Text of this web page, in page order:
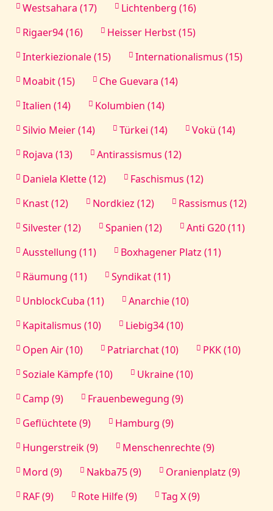
Westsahara (17)
Lichtenberg (16)
Rigaer94 (16)
Heisser Herbst (15)
Interkiezionale (15)
Internationalismus (15)
Moabit (15)
Che Guevara (14)
Italien (14)
Kolumbien (14)
Silvio Meier (14)
Türkei (14)
Vokü (14)
Rojava (13)
Antirassismus (12)
Daniela Klette (12)
Faschismus (12)
Knast (12)
Nordkiez (12)
Rassismus (12)
Silvester (12)
Spanien (12)
Anti G20 (11)
Ausstellung (11)
Boxhagener Platz (11)
Räumung (11)
Syndikat (11)
UnblockCuba (11)
Anarchie (10)
Kapitalismus (10)
Liebig34 (10)
Open Air (10)
Patriarchat (10)
PKK (10)
Soziale Kämpfe (10)
Ukraine (10)
Camp (9)
Frauenbewegung (9)
Geflüchtete (9)
Hamburg (9)
Hungerstreik (9)
Menschenrechte (9)
Mord (9)
Nakba75 (9)
Oranienplatz (9)
RAF (9)
Rote Hilfe (9) Tag X (9)